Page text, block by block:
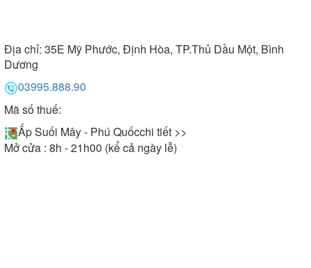
Địa chỉ: 35E Mỹ Phước, Định Hòa, TP.Thủ Dầu Một, Bình
Dương
03995.888.90
Mã số thuế:
Ấp Suối Mây - Phú Quốcchi tiết >>
Mở cửa : 8h - 21h00 (kể cả ngày lễ)